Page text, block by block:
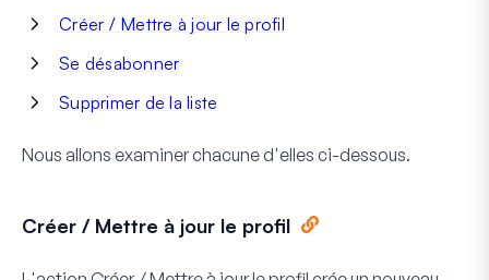
Créer / Mettre à jour le profil
Se désabonner
Supprimer de la liste
Nous allons examiner chacune d'elles ci-dessous.
Créer / Mettre à jour le profil